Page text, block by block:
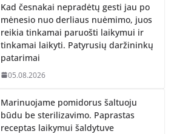
Kad česnakai nepradėtų gesti jau po
mėnesio nuo derliaus nuėmimo, juos
reikia tinkamai paruošti laikymui ir
tinkamai laikyti. Patyrusių daržininkų
patarimai
05.08.2026
Marinuojame pomidorus šaltuoju
būdu be sterilizavimo. Paprastas
receptas laikymui šaldytuve